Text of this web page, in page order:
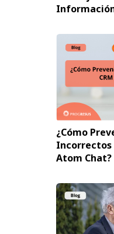
¿Cómo
Incorrectos
Atom Chat?